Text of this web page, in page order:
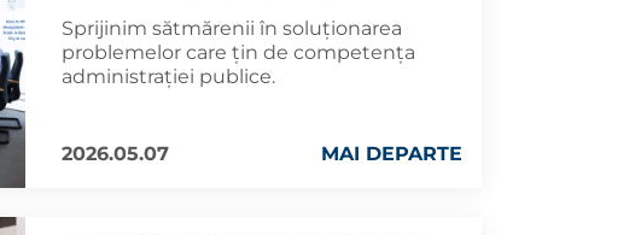
Sprijinim sătmărenii în soluționarea
problemelor care țin de competența
administrației publice.
2026.05.07 MAI DEPARTE